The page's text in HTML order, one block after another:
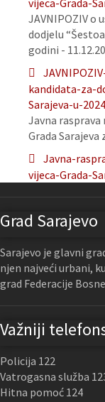
vijeca-Grada-
JAVNIPOZIV o
dodjelu
godini -
kandidata-za-
Sarajeva-u-
Javna rasprava
Grada Sarajeva
Javna-
vijeca-Grada-
Grad Sarajevo
Sarajevo je glavni
njen najveći urbani,
grad Federacije
Važniji
Policija 122
Vatrogasna služba
Hitna pomoć 124